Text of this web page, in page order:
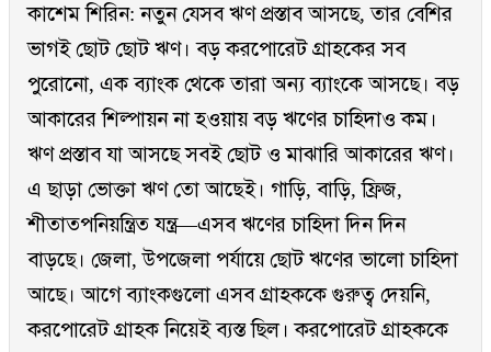
কাশেম শিরিন: নতুন যেসব ঋণ প্রস্তাব আসছে, তার বেশির
ভাগই ছোট ছোট ঋণ। বড় করপোরেট গ্রাহকের সব
পুরোনো, এক ব্যাংক থেকে তারা অন্য ব্যাংকে আসছে। বড়
আকারের শিল্পায়ন না হওয়ায় বড় ঋণের চাহিদাও কম।
ঋণ প্রস্তাব যা আসছে সবই ছোট ও মাঝারি আকারের ঋণ।
এ ছাড়া ভোক্তা ঋণ তো আছেই। গাড়ি, বাড়ি, ফ্রিজ,
শীতাতপনিয়ন্ত্রিত যন্ত্র—এসব ঋণের চাহিদা দিন দিন
বাড়ছে। জেলা, উপজেলা পর্যায়ে ছোট ঋণের ভালো চাহিদা
আছে। আগে ব্যাংকগুলো এসব গ্রাহককে গুরুত্ব দেয়নি,
করপোরেট গ্রাহক নিয়েই ব্যস্ত ছিল। করপোরেট গ্রাহককে